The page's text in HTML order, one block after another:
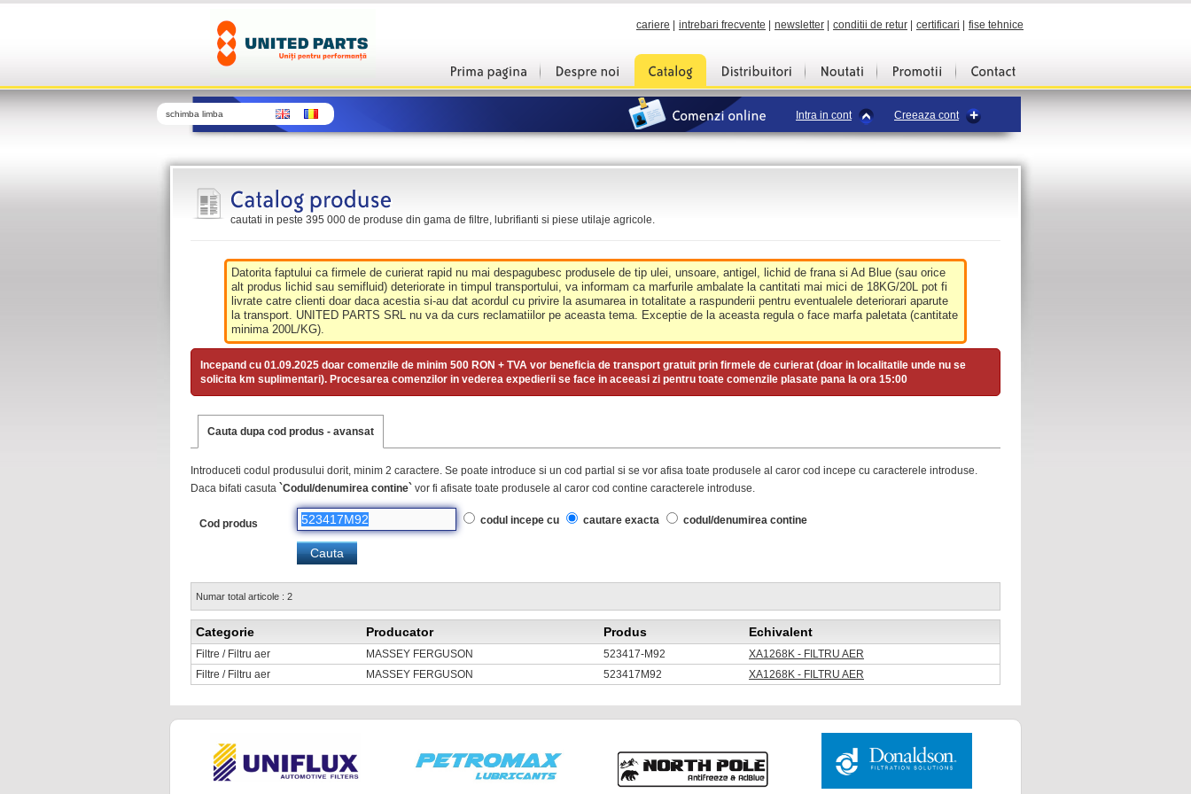
cariere intrebari frecvente newsletter conditii de retur certificari fise tehnice
schimba limba Intra in cont Creeaza cont
cautati in peste 395 000 de produse din gama de filtre, lubrifianti si piese utilaje agricole.
Datorita faptului ca firmele de curierat rapid nu mai despagubesc produsele de tip ulei, unsoare, antigel, lichid de frana si Ad Blue (sau orice
alt produs lichid sau semifluid) deteriorate in timpul transportului, va informam ca marfurile ambalate la cantitati mai mici de 18KG/20L pot fi
livrate catre clienti doar daca acestia si-au dat acordul cu privire la asumarea in totalitate a raspunderii pentru eventualele deteriorari aparute
la transport. UNITED PARTS SRL nu va da curs reclamatiilor pe aceasta tema. Exceptie de la aceasta regula o face marfa paletata (cantitate
minima 200L/KG).
Incepand cu 01.09.2025 doar comenzile de minim 500 RON + TVA vor beneficia de transport gratuit prin firmele de curierat (doar in localitatile unde nu se
solicita km suplimentari). Procesarea comenzilor in vederea expedierii se face in aceeasi zi pentru toate comenzile plasate pana la ora 15:00
Cauta dupa cod produs - avansat
Introduceti codul produsului dorit, minim 2 caractere. Se poate introduce si un cod partial si se vor afisa toate produsele al caror cod incepe cu caracterele introduse.
Daca bifati casuta `Codul/denumirea contine` vor fi afisate toate produsele al caror cod contine caracterele introduse.
Cod produs codul incepe cu cautare exacta codul/denumirea contine
Numar total articole : 2
Categorie Producator Produs Echivalent
Filtre / Filtru aer MASSEY FERGUSON 523417-M92
XA1268K - FILTRU AER
Filtre / Filtru aer
MASSEY FERGUSON 523417M92 XA1268K - FILTRU AER